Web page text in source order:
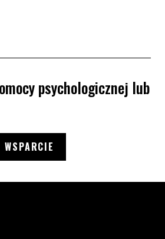
psychologicznej lub